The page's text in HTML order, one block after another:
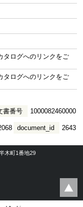
タログへのリンクをご
タログへのリンクをご
書番号 1000082460000
document_id 2643
木町1番地29